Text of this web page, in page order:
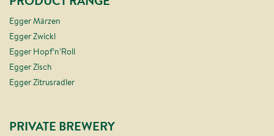
Egger Märzen
Egger Zwickl
Egger Hopf’n’Roll
Egger Zisch
Egger Zitrusradler
PRIVATE BREWERY